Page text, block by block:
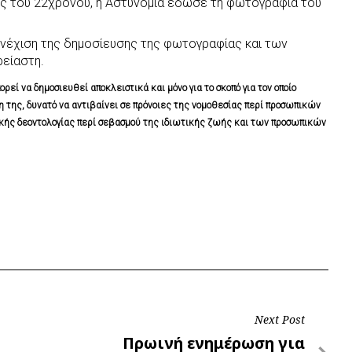
της δημοσίευσης της φωτογραφίας και των
να δημοσιευθεί αποκλειστικά και μόνο για το σκοπό για τον οποίο
της, δυνατό να αντιβαίνει σε πρόνοιες της νομοθεσίας περί προσωπικών
δεοντολογίας περί σεβασμού της ιδιωτικής ζωής και των προσωπικών
Next Post
Next
Πρωινή ενημέρωση για